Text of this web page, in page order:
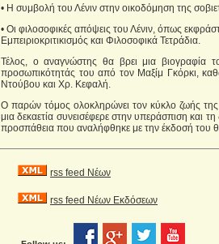
• Η συμβολή του Λένιν στην οικοδόμηση της
• Οι φιλοσοφικές απόψεις του Λένιν, όπως
Εμπειριοκριτικισμός και Φιλοσοφικά Τετράδια.
Τέλος, ο αναγνώστης θα βρει μια βιογραφία
προσωπικότητάς του από τον Μαξίμ Γκόρκι,
Ντούβου και Χρ. Κεφαλή.
Ο παρών τόμος ολοκληρώνει τον κύκλο ζωής
μια δεκαετία συνεισέφερε στην υπεράσπιση και
προσπάθεια που αναλήφθηκε με την έκδοσή του
rss feed Νέων
rss feed Νέων Εκδόσεων